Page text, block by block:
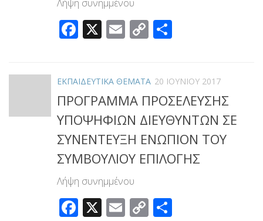
Λήψη συνημμένου
Facebook
X Email
Copy
ΕΚΠΑΙΔΕΥΤΙΚΑ ΘΕΜΑΤΑ 20 ΙΟΥΝΊΟΥ 2017
ΠΡΟΓΡΑΜΜΑ ΠΡΟΣΕΛΕΥΣΗΣ
ΥΠΟΨΗΦΙΩΝ ΔΙΕΥΘΥΝΤΩΝ ΣΕ
ΣΥΝΕΝΤΕΥΞΗ ΕΝΩΠΙΟΝ ΤΟΥ
ΣΥΜΒΟΥΛΙΟΥ ΕΠΙΛΟΓΗΣ
Λήψη συνημμένου
Facebook
X Email
Copy